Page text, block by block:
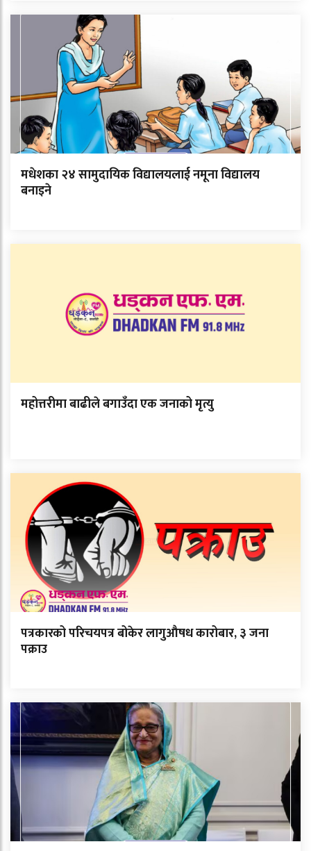
मधेशका २४ सामुदायिक विद्यालयलाई नमूना विद्यालय
बनाइने
महोत्तरीमा बाढीले बगाउँदा एक जनाको मृत्यु
पत्रकारको परिचयपत्र बोकेर लागुऔषध कारोबार, ३ जना
पक्राउ